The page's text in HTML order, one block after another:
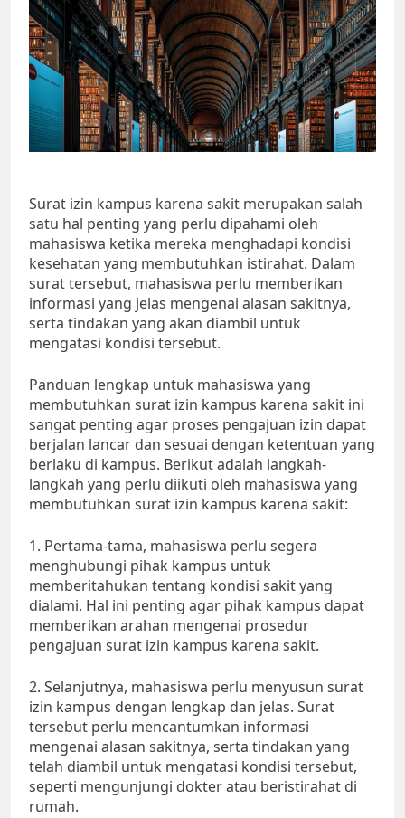
Surat izin kampus karena sakit merupakan salah
satu hal penting yang perlu dipahami oleh
mahasiswa ketika mereka menghadapi kondisi
kesehatan yang membutuhkan istirahat. Dalam
surat tersebut, mahasiswa perlu memberikan
informasi yang jelas mengenai alasan sakitnya,
serta tindakan yang akan diambil untuk
mengatasi kondisi tersebut.
Panduan lengkap untuk mahasiswa yang
membutuhkan surat izin kampus karena sakit ini
sangat penting agar proses pengajuan izin dapat
berjalan lancar dan sesuai dengan ketentuan yang
berlaku di kampus. Berikut adalah langkah-
langkah yang perlu diikuti oleh mahasiswa yang
membutuhkan surat izin kampus karena sakit:
1. Pertama-tama, mahasiswa perlu segera
menghubungi pihak kampus untuk
memberitahukan tentang kondisi sakit yang
dialami. Hal ini penting agar pihak kampus dapat
memberikan arahan mengenai prosedur
pengajuan surat izin kampus karena sakit.
2. Selanjutnya, mahasiswa perlu menyusun surat
izin kampus dengan lengkap dan jelas. Surat
tersebut perlu mencantumkan informasi
mengenai alasan sakitnya, serta tindakan yang
telah diambil untuk mengatasi kondisi tersebut,
seperti mengunjungi dokter atau beristirahat di
rumah.